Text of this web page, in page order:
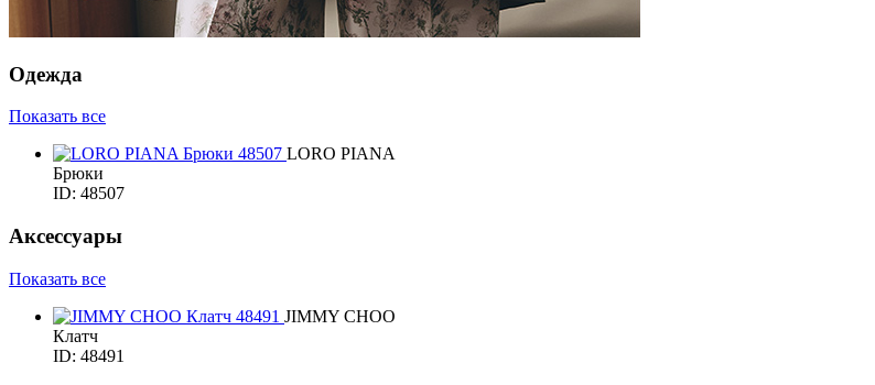
Одежда
Показать все
LORO PIANA
Брюки
ID: 48507
Аксессуары
Показать все
JIMMY CHOO
Клатч
ID: 48491